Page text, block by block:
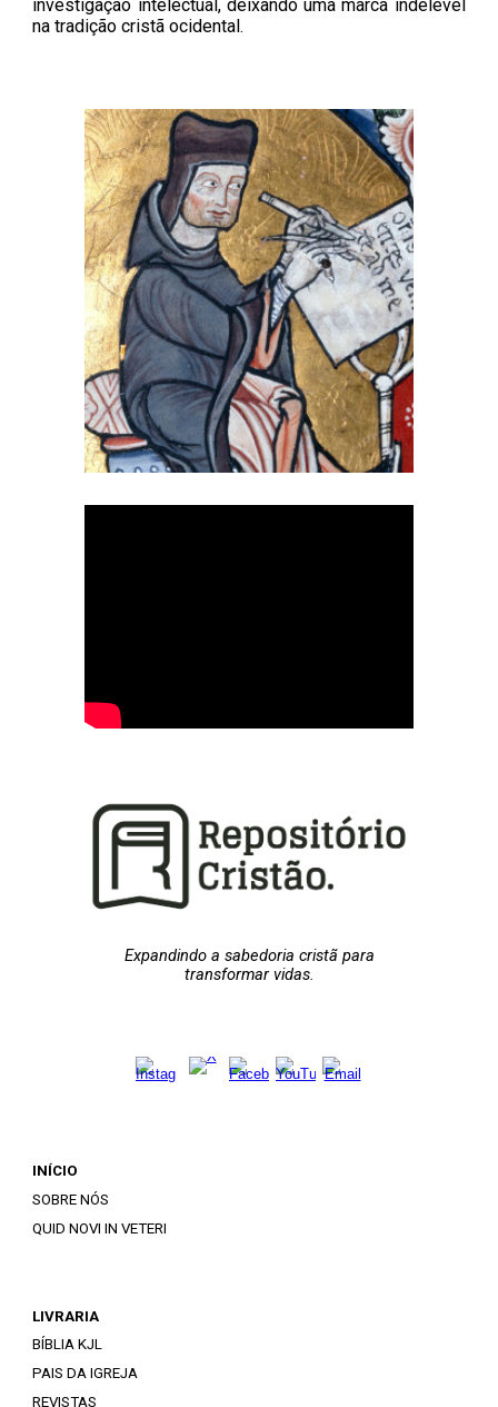
investigação intelectual, deixando uma marca indelével
na tradição cristã ocidental.
Expandindo a sabedoria cristã para
transformar vidas.
INÍCIO
SOBRE NÓS
QUID NOVI IN VETERI
LIVRARIA
BÍBLIA KJL
PAIS DA IGREJA
REVISTAS